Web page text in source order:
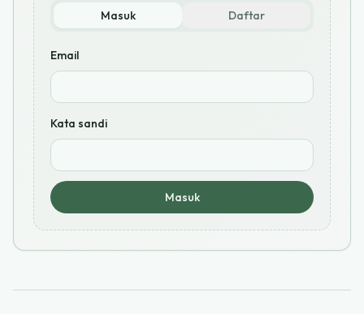
Masuk Daftar
Email
Kata sandi
Masuk